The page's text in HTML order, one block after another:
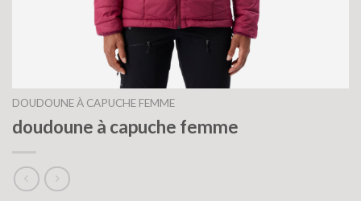
DOUDOUNE À CAPUCHE FEMME
doudoune à capuche femme